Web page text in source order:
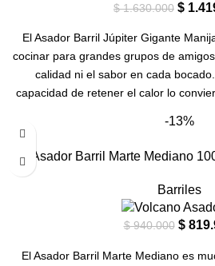
$1.630.000 $
El Asador Barril Júpiter Gigante
cocinar para grandes grupos de
calidad ni el sabor en cada
capacidad de retener el calor lo
convierte en una obra maestra.Las
resistentes y ergonómicas, te brindan
-13%
Asador Barril Marte Mediano
Barriles
$940.000 $
El Asador Barril Marte Mediano es